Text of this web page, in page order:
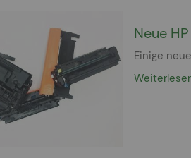
Neue
Einige